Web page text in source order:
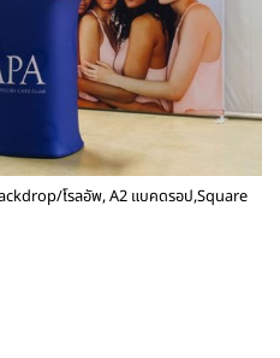
โรลอัพ, A2 แบคดรอป,Square